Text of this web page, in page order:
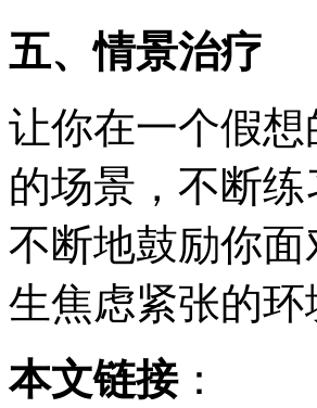
五、情景治疗
让你在一个假
的场景，不断
不断地鼓励你
生焦虑紧张的环
本文链接：